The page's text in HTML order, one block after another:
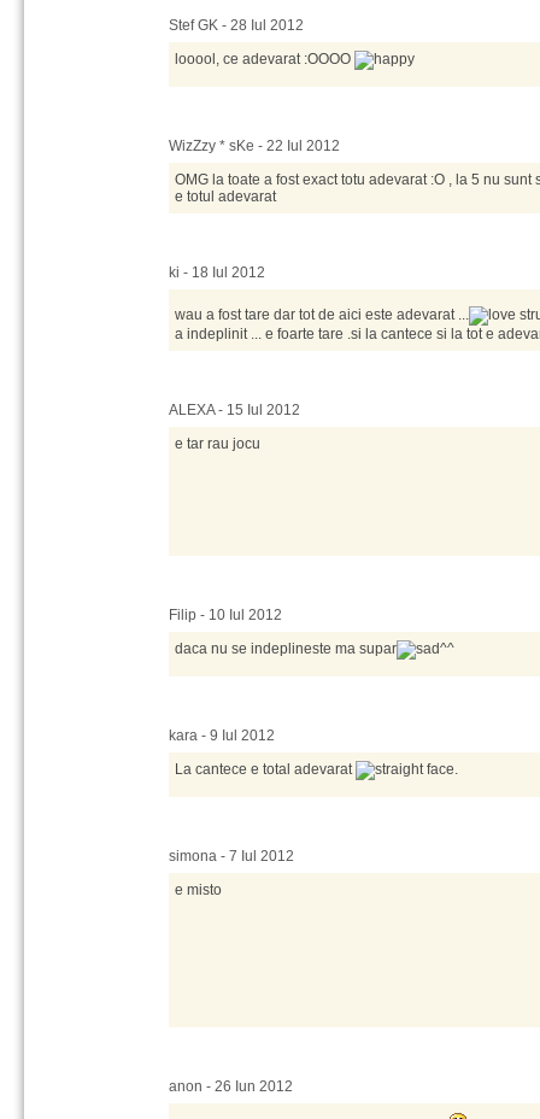
Stef GK - 28 Iul 2012
looool, ce adevarat :OOOO
WizZzy * sKe - 22 Iul 2012
OMG la toate a fost exact totu adevarat :O , la 5 nu
e totul adevarat
ki - 18 Iul 2012
wau a fost tare dar tot de aici este adevarat ...
a indeplinit ... e foarte tare .si la cantece si la tot e
ALEXA - 15 Iul 2012
e tar rau jocu
Filip - 10 Iul 2012
daca nu se indeplineste ma supar
^^
kara - 9 Iul 2012
La cantece e total adevarat
.
simona - 7 Iul 2012
e misto
anon - 26 Iun 2012